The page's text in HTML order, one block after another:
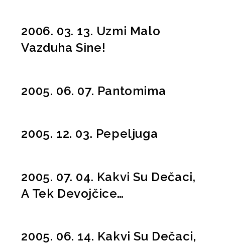
2006. 03. 13. Uzmi Malo
Vazduha Sine!
2005. 06. 07. Pantomima
2005. 12. 03. Pepeljuga
2005. 07. 04. Kakvi Su Dečaci,
A Tek Devojčice…
2005. 06. 14. Kakvi Su Dečaci,